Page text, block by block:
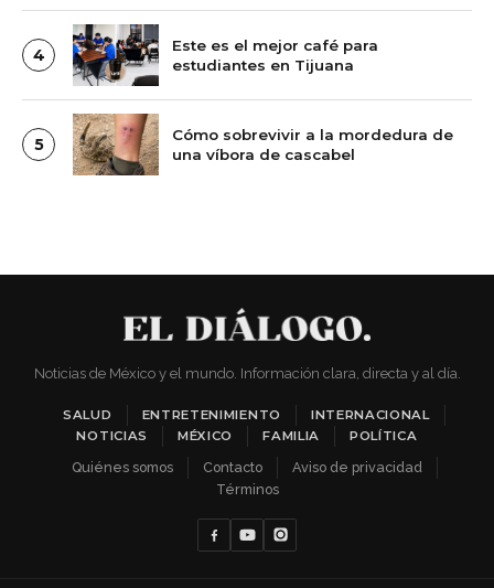
4
Este es el mejor café para
estudiantes en Tijuana
5
Cómo sobrevivir a la mordedura de
una víbora de cascabel
Noticias de México y el mundo. Información clara, directa y al día.
SALUD ENTRETENIMIENTO
INTERNACIONAL
NOTICIAS
MÉXICO FAMILIA POLÍTICA
Quiénes somos Contacto
Aviso de privacidad
Términos